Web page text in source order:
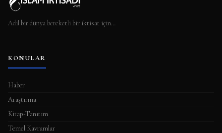
Adil bir dünya bereketli bir iktisat için…
KONULAR
Haber
Araştırma
Kitap-Tanıtım
Temel Kavramlar